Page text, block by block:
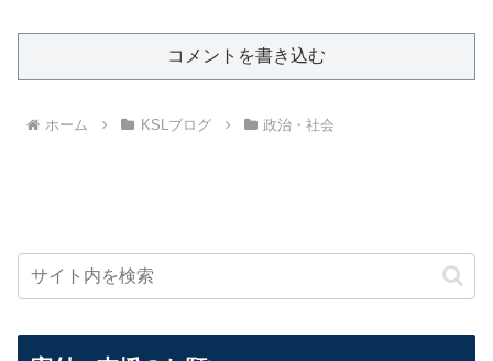
コメントを書き込む
ホーム KSLブログ 政治・社会